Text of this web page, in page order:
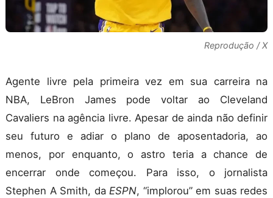
Reprodução / X
Agente livre pela primeira vez em sua carreira na
NBA, LeBron James pode voltar ao Cleveland
Cavaliers na agência livre. Apesar de ainda não definir
seu futuro e adiar o plano de aposentadoria, ao
menos, por enquanto, o astro teria a chance de
encerrar onde começou. Para isso, o jornalista
Stephen A Smith, da ESPN, “implorou” em suas redes